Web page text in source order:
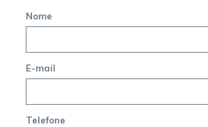
Nome
E-mail
Telefone